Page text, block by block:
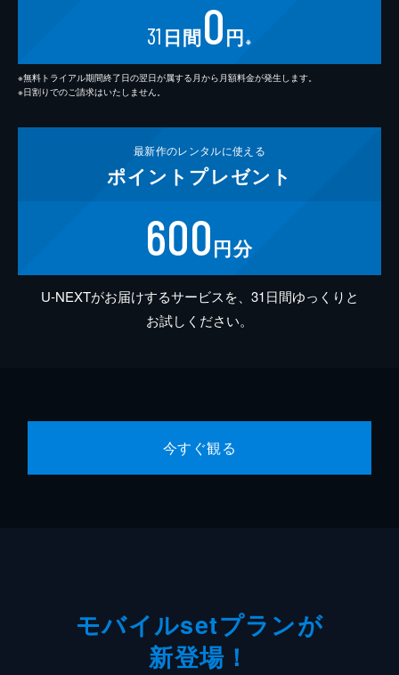
31 日間0円 ※
※無料トライアル期間終了日の翌日が属する月から月額料金が発生します。
※日割りでのご請求はいたしません。
最新作のレンタルに使える
ポイント プレゼント
600円分
U-NEXTがお届けするサービスを、31日間ゆっくりと
お試しください。
今すぐ観る
モバイルsetプランが
新登場！